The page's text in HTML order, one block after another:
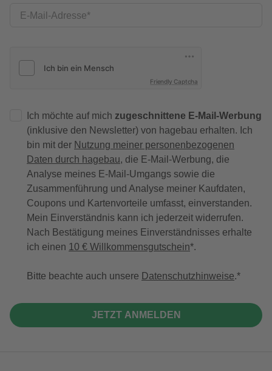
E-Mail-Adresse
Friendly Captcha
Ich möchte auf mich zugeschnittene E-Mail-Werbung
(inklusive den Newsletter) von hagebau erhalten. Ich
bin mit der Nutzung meiner personenbezogenen
Daten durch hagebau, die E-Mail-Werbung, die
Analyse meines E-Mail-Umgangs sowie die
Zusammenführung und Analyse meiner Kaufdaten,
Coupons und Kartenvorteile umfasst, einverstanden.
Mein Einverständnis kann ich jederzeit widerrufen.
Nach Bestätigung meines Einverständnisses erhalte
ich einen 10 € Willkommensgutschein*.
Bitte beachte auch unsere Datenschutzhinweise.
JETZT ANMELDEN